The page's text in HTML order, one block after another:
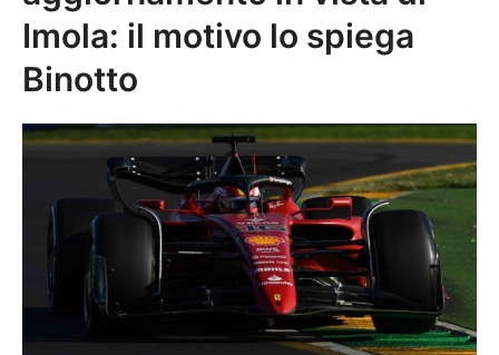
Imola: il motivo lo spiega
Binotto